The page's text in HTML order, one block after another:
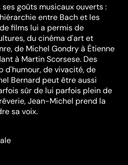
goûts musicaux ouverts :
entre Bach et les
films lui a permis de
du cinéma d'art et
de Michel Gondry à Étienne
à Martin Scorsese. Des
d'humour, de vivacité, de
Bernard peut être aussi
sûr de lui parfois plein de
Jean-Michel prend la
sa voix.